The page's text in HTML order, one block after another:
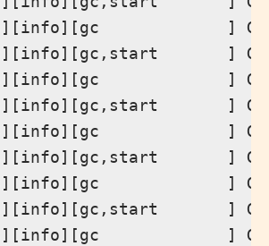
] GC(67)
]
] GC(73)
]
] GC(74)
]
] GC(80)
]
] GC(81)